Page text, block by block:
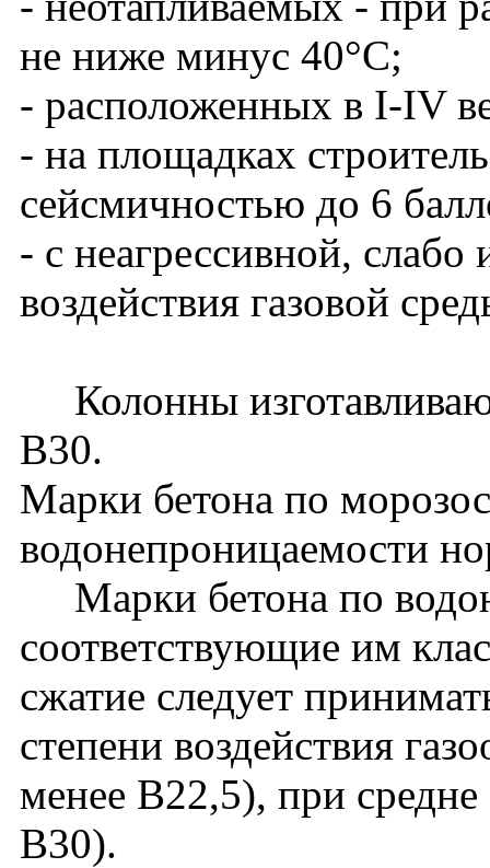
не ниже минус 40°С;
- расположенных в I-IV
- на площадках
сейсмичностью до 6
- с неагрессивной, слабо
воздействия газовой
Колонны
В30.
Марки бетона по
водонепроницаемости
Марки бетона по
соответствующие им
сжатие следует
степени воздействия
менее В22,5), при
В30).